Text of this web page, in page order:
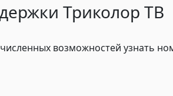
Триколор ТВ
возможностей узнать